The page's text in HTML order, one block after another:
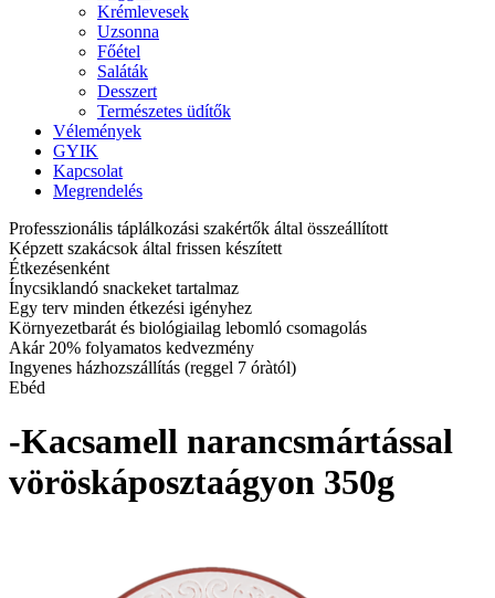
Krémlevesek
Uzsonna
Főétel
Saláták
Desszert
Természetes üdítők
Vélemények
GYIK
Kapcsolat
Megrendelés
Professzionális táplálkozási szakértők által összeállított
Képzett szakácsok által frissen készített
Étkezésenként
Ínycsiklandó snackeket tartalmaz
Egy terv minden étkezési igényhez
Környezetbarát és biológiailag lebomló csomagolás
Akár 20% folyamatos kedvezmény
Ingyenes házhozszállítás (reggel 7 óràtól)
Ebéd
-Kacsamell narancsmártással
vöröskáposztaágyon 350g